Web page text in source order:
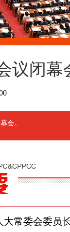
议闭幕
会。
大常委会委员